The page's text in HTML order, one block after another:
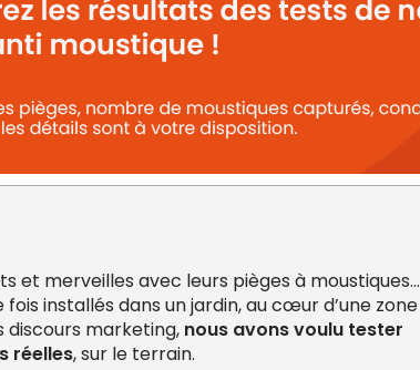
et merveilles avec leurs pièges à moustiques…
installés dans un jardin, au cœur d’une zone
discours marketing, nous avons voulu tester
réelles, sur le terrain.